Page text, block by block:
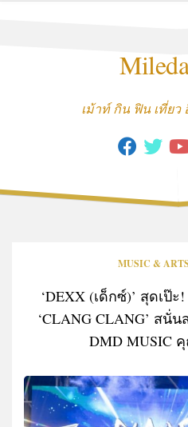
เม้าท์ กิน ฟิน เที่ยว
MUSIC &
‘DEXX (เด็กซ์)’ สุดเป๊
‘CLANG CLANG’ สนั่
DMD MUSIC